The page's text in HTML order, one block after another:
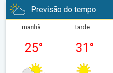
Previsão do tempo
manhã
25°
tarde
31 °